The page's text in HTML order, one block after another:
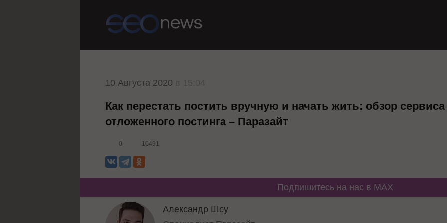
10 Августа 2020
Как перестать постить вручную и начать жить: обзор сервиса
отложенного постинга – Паразайт
0 10491
Подпишитесь на нас в MAX
Александр Шоу